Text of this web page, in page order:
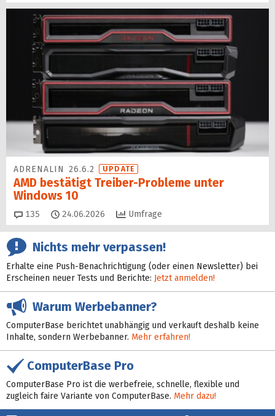
ADRENALIN 26.6.2 UPDATE
AMD bestätigt Treiber-Probleme unter
Windows 10
135 Kommentare
24.06.2026 Umfrage
Nichts mehr verpassen!
Erhalte eine Push-Benachrichtigung (oder einen Newsletter) bei
Erscheinen neuer Tests und Berichte: Jetzt anmelden!
Warum Werbebanner?
ComputerBase berichtet unabhängig und verkauft deshalb keine
Inhalte, sondern Werbebanner. Mehr erfahren!
ComputerBase Pro
ComputerBase Pro ist die werbefreie, schnelle, flexible und
zugleich faire Variante von ComputerBase. Mehr dazu!